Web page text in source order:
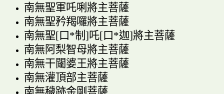
南無聖軍吒唎將主菩薩
南無聖矜羯囉將主菩薩
南無聖[口 *制 ]吒[口 *迦]將主菩薩
南無阿梨智母將主菩薩
南無干闥婆王將主菩薩
南無灌頂部主菩薩
南無穢跡金剛菩薩